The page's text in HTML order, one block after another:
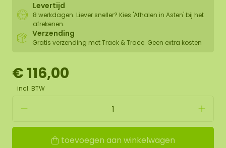
Levertijd
8 werkdagen. Liever sneller? Kies 'Afhalen in Asten' bij het
afrekenen.
Verzending
Gratis verzending met Track & Trace. Geen extra kosten
€ 116,00
incl. BTW
toevoegen aan winkelwagen